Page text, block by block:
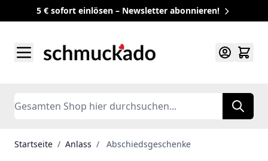
5 € sofort einlösen – Newsletter abonnieren!
Search
Startseite / Anlass / Abschiedsgeschenke